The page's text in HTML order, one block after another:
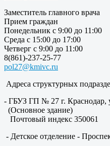
Заместитель главного врача
Прием граждан
Понедельник с 9:00 до 11:00
Среда с 15:00 до 17:00
Четверг с 9:00 до 11:00
8(861)-237-25-77
pol27@kmivc.ru
Адреса структурных
- ГБУЗ ГП № 27 г. Краснодар,
(Основное здание)
Почтовый индекс 350061
- Детское отделение -